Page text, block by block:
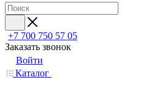
+7 700 750 57 05
Заказать звонок
Войти
Каталог